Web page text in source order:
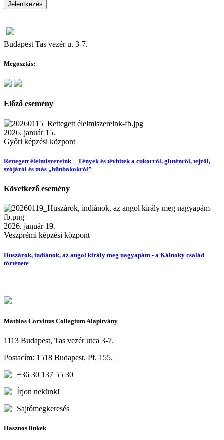
Jelentkezés
Budapest Tas vezér u. 3-7.
Megosztás:
Előző esemény
2026. január 15.
Győri képzési központ
Rettegett élelmiszereink – Tények és tévhitek a cukorról, gluténről, tejről,
szójáról és más „bűnbakokról”
Következő esemény
2026. január 19.
Veszprémi képzési központ
Huszárok, indiánok, az angol király meg nagyapám - a Kálnoky család
története
Mathias Corvinus Collegium Alapítvány
1113 Budapest, Tas vezér utca 3-7.
Postacím: 1518 Budapest, Pf. 155.
+36 30 137 55 30
Írjon nekünk!
Sajtómegkeresés
Hasznos linkek